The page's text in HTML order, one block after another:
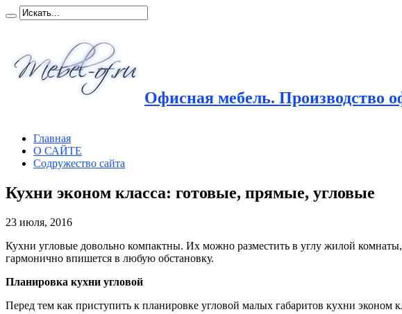
Офисная мебель. Производство
Главная
О САЙТЕ
Содружество сайта
Кухни эконом класса: готовые, прямые, угловые
23 июля, 2016
Кухни угловые довольно компактны. Их можно разместить в углу жилой
гармонично впишется в любую обстановку.
Планировка кухни угловой
Перед тем как приступить к планировке угловой малых габаритов кухни эконом